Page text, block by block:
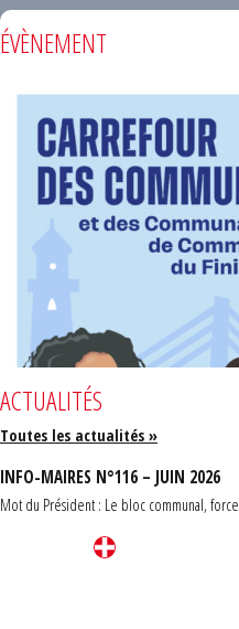
ÉVÈNEMENT
ACTUALITÉS
Toutes les actualités »
INFO-MAIRES N°116 – JUIN 2026
Mot du Président : Le bloc communal,